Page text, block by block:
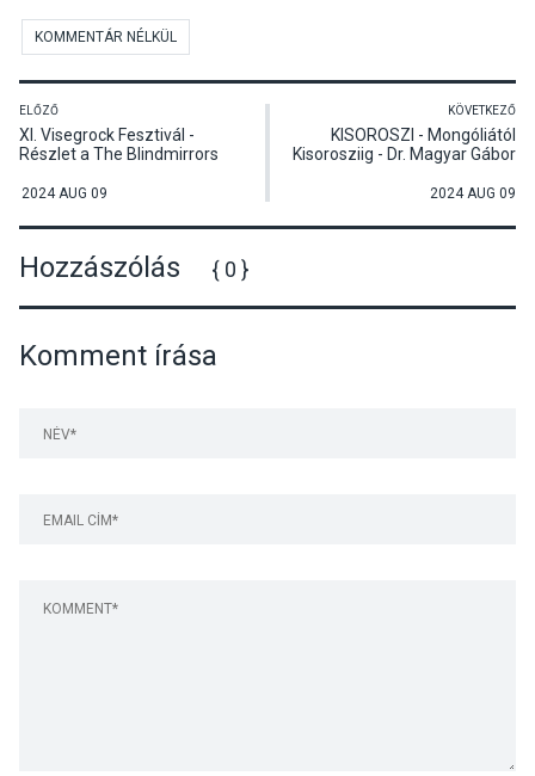
KOMMENTÁR NÉLKÜL
ELŐZŐ
XI. Visegrock Fesztivál -
Részlet a The Blindmirrors
2024 AUG 09
KÖVETKEZŐ
KISOROSZI - Mongóliától
Kisorosziig - Dr. Magyar Gábor
előadása
2024 AUG 09
Hozzászólás { 0 }
Komment írása